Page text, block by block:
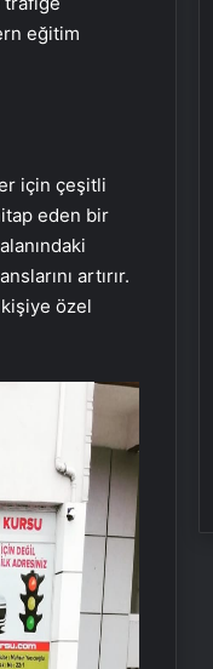
eğitim
için çeşitli
eden bir
artırır.
özel